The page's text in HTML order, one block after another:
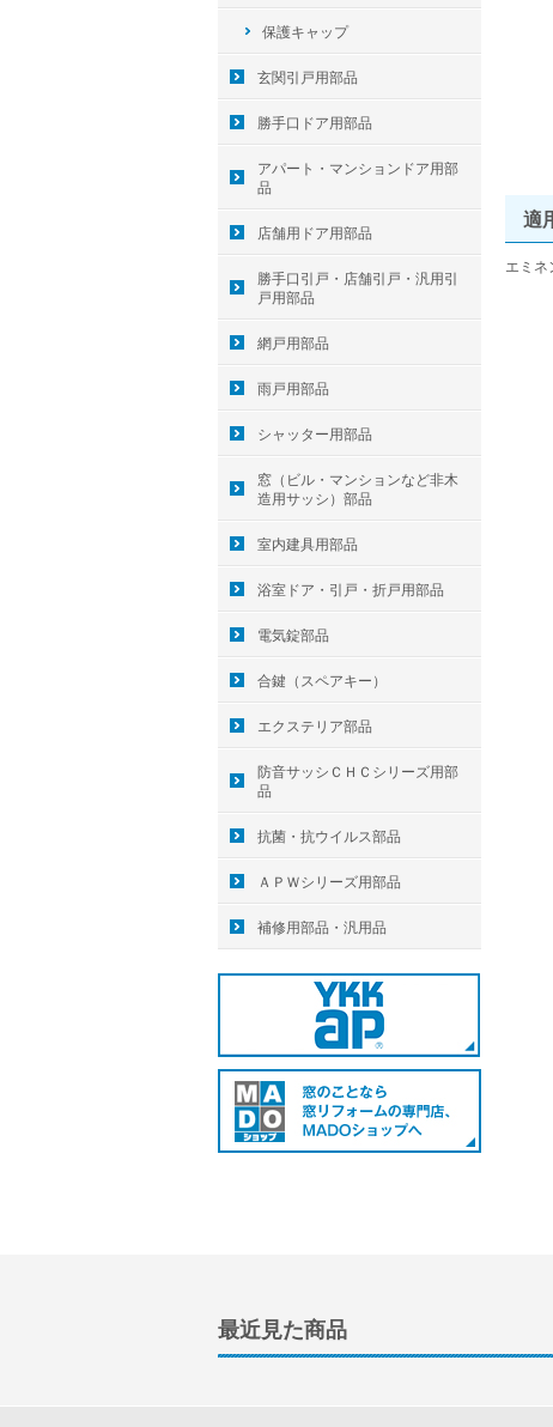
適
エミネ
保護キャップ
玄関引戸用部品
勝手口ドア用部品
アパート・マンションドア用部
品
店舗用ドア用部品
勝手口引戸・店舗引戸・汎用引
戸用部品
網戸用部品
雨戸用部品
シャッター用部品
窓（ビル・マンションなど非木
造用サッシ）部品
室内建具用部品
浴室ドア・引戸・折戸用部品
電気錠部品
合鍵（スペアキー）
エクステリア部品
防音サッシＣＨＣシリーズ用部
品
抗菌・抗ウイルス部品
ＡＰＷシリーズ用部品
補修用部品・汎用品
最近見た商品